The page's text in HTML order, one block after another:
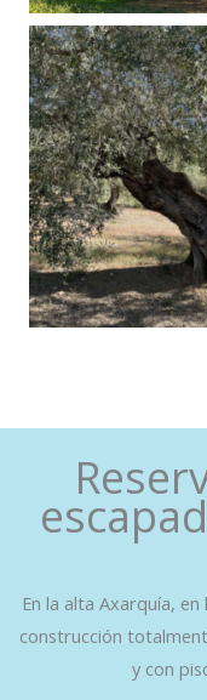
En la alta Axarquía,
construcción
y con